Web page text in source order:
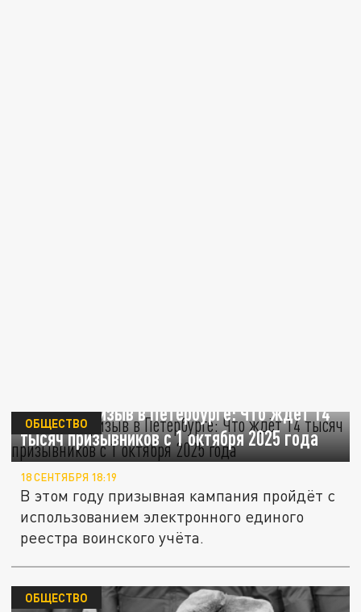
Осенний призыв в Петербурге: Что ждёт 14
тысяч призывников с 1 октября 2025 года
ОБЩЕСТВО
18 СЕНТЯБРЯ 18:19
В этом году призывная кампания пройдёт с
использованием электронного единого
реестра воинского учёта.
ОБЩЕСТВО